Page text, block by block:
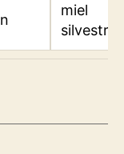
miel
silvestre